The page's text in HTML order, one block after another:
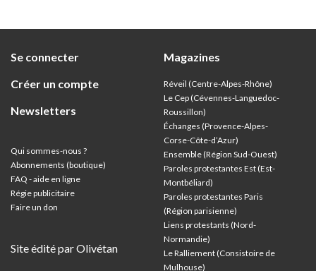
Se connecter
Créer un compte
Newsletters
Qui sommes-nous ?
Abonnements (boutique)
FAQ - aide en ligne
Régie publicitaire
Faire un don
Site édité par Olivétan
Magazines
Réveil (Centre-Alpes-Rhône)
Le Cep (Cévennes-Languedoc-
Roussillon)
Échanges (Provence-Alpes-
Corse-Côte-d’Azur)
Ensemble (Région Sud-Ouest)
Paroles protestantes Est (Est-
Montbéliard)
Paroles protestantes Paris
(Région parisienne)
Liens protestants (Nord-
Normandie)
Le Ralliement (Consistoire de
Mulhouse)